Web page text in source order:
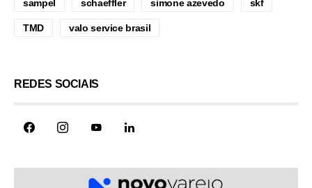
sampel schaeffler simone azevedo skf
TMD valo service brasil
REDES SOCIAIS